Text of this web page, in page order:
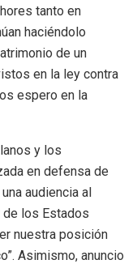
tanto en
haciéndolo
de un
en la ley contra
espero en la
y los
en defensa de
audiencia al
de los Estados
nuestra posición
Asimismo, anuncio